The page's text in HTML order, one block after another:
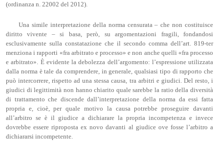
(ordinanza n. 22002 del 2012).
Una simile interpretazione della norma censurata – che non costituisce
diritto vivente – si basa, però, su argomentazioni fragili, fondandosi
esclusivamente sulla constatazione che il secondo comma dell’art. 819-ter
menziona i rapporti «fra arbitrato e processo» e non anche quelli «fra processo
e arbitrato». È evidente la debolezza dell’argomento: l’espressione utilizzata
dalla norma è tale da comprendere, in generale, qualsiasi tipo di rapporto che
può intercorrere, rispetto ad una stessa causa, tra arbitri e giudici. Del resto, i
giudici di legittimità non hanno chiarito quale sarebbe la ratio della diversità
di trattamento che discende dall’interpretazione della norma da essi fatta
propria e, cioè, per quale motivo la causa potrebbe proseguire davanti
all’arbitro se è il giudice a dichiarare la propria incompetenza e invece
dovrebbe essere riproposta ex novo davanti al giudice ove fosse l’arbitro a
dichiararsi incompetente.